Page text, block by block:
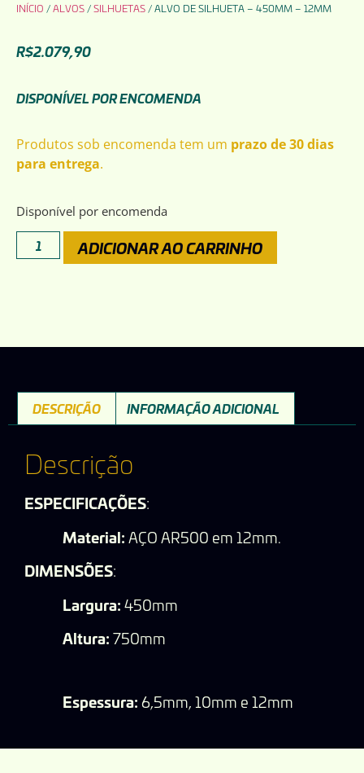
INÍCIO /ALVOS /SILHUETAS / ALVO DE SILHUETA – 450MM – 12MM
R$2.079,90
DISPONÍVEL POR ENCOMENDA
Produtos sob encomenda tem um prazo de 30 dias
para entrega.
Disponível por encomenda
ADICIONAR AO CARRINHO
DESCRIÇÃO INFORMAÇÃO ADICIONAL
Descrição
ESPECIFICAÇÕES:
Material: AÇO AR500 em 12mm.
DIMENSÕES:
Largura: 450mm
Altura: 750mm
Espessura: 6,5mm, 10mm e 12mm